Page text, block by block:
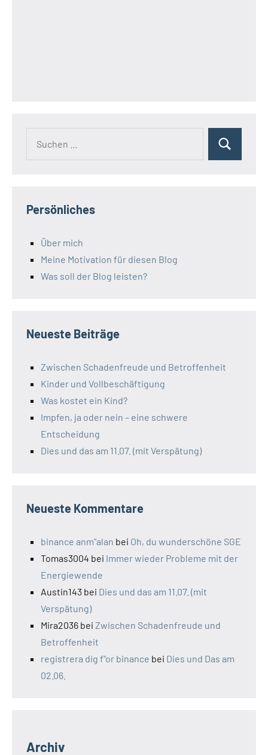
Suchen
Persönliches
Über mich
Meine Motivation für diesen Blog
Was soll der Blog leisten?
Neueste Beiträge
Zwischen Schadenfreude und Betroffenheit
Kinder und Vollbeschäftigung
Was kostet ein Kind?
Impfen, ja oder nein – eine schwere
Entscheidung
Dies und das am 11.07. (mit Verspätung)
Neueste Kommentare
binance anm"alan bei Oh, du wunderschöne SGE
Tomas3004 bei Immer wieder Probleme mit der
Energiewende
Austin143 bei Dies und das am 11.07. (mit
Verspätung)
Mira2036 bei Zwischen Schadenfreude und
Betroffenheit
registrera dig f"or binance bei Dies und Das am
02.06.
Archiv